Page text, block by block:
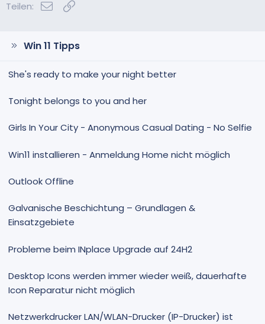
Teilen: E-Mail
Win 11 Tipps
She's ready to make your night better
Tonight belongs to you and her
Girls In Your City - Anonymous Casual Dating - No Selfie
Win11 installieren - Anmeldung Home nicht möglich
Outlook Offline
Galvanische Beschichtung – Grundlagen &
Einsatzgebiete
Probleme beim INplace Upgrade auf 24H2
Desktop Icons werden immer wieder weiß, dauerhafte
Icon Reparatur nicht möglich
Netzwerkdrucker LAN/WLAN-Drucker (IP-Drucker) ist